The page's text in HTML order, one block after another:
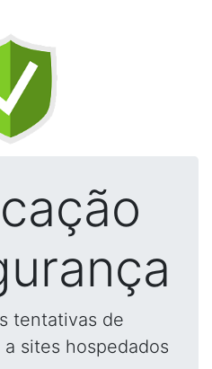
tentativas de
sites hospedados